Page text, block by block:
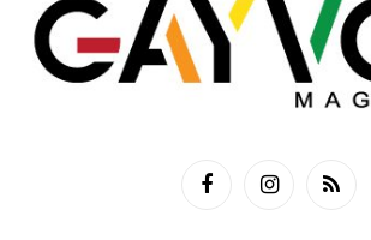
FacebookInstagramRSS